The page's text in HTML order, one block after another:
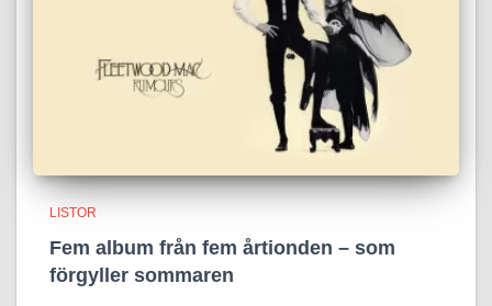
LISTOR
Fem album från fem årtionden – som
förgyller sommaren